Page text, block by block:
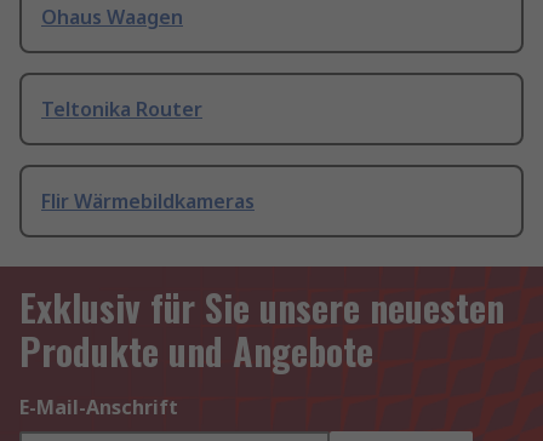
Ohaus Waagen
Teltonika Router
Flir Wärmebildkameras
Exklusiv für Sie unsere neuesten
Produkte und Angebote
E-Mail-Anschrift